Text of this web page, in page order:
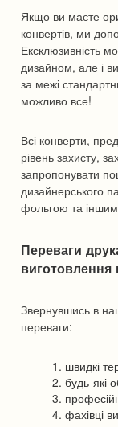
Якщо ви маєте
конвертів, ми
Ексклюзивність
дизайном, але і
за межі
можливо все!
Всі конверти,
рівень захисту,
запропонувати
дизайнерського
фольгою та
Переваги
виготовлення
Звернувшись в
переваги:
швидкі
будь-які
фахівці